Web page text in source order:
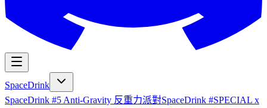
SpaceDrink
SpaceDrink #5 Anti-Gravity 反重力派對SpaceDrink #SPECIAL x